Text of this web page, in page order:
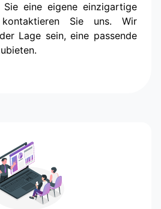
eine eigene einzigartige
Sie uns. Wir
Lage sein, eine passende